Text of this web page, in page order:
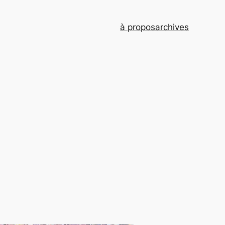
à proposarchives